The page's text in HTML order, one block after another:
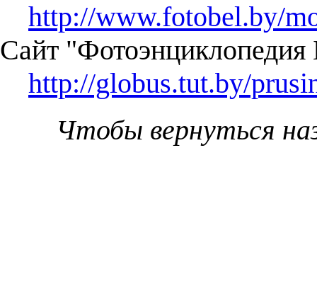
http://www.fotobel.by/
Сайт "Фотоэнциклопедия
http://globus.tut.by/
Чтобы вернуться